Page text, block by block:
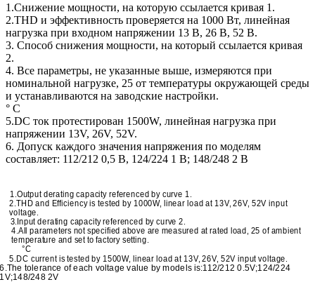
1.Cнижение мощности, на которую ссылается кривая 1.
2.THD и эффективность проверяется на 1000 Вт, линейная
нагрузка при входном напряжении 13 В, 26 В, 52 В.
3. Способ снижения мощности, на который ссылается кривая
2.
4. Все параметры, не указанные выше, измеряются при
номинальной нагрузке, 25 от температуры окружающей среды
и устанавливаются на заводские настройки.
° С
5.DC ток протестирован 1500W, линейная нагрузка при
напряжении 13V, 26V, 52V.
6. Допуск каждого значения напряжения по моделям
составляет: 112/212 0,5 В, 124/224 1 В; 148/248 2 В
1.Output derating capacity referenced by curve 1.
2.THD and Efficiency is tested by 1000W, linear load at 13V, 26V, 52V input
voltage.
3.Input derating capacity referenced by curve 2.
4.All parameters not specified above are measured at rated load, 25 of ambient
temperature and set to factory setting.
°C
5.DC current is tested by 1500W, linear load at 13V, 26V, 52V input voltage.
6.The tolerance of each voltage value by models is:112/212 0.5V;124/224
1V;148/248 2V